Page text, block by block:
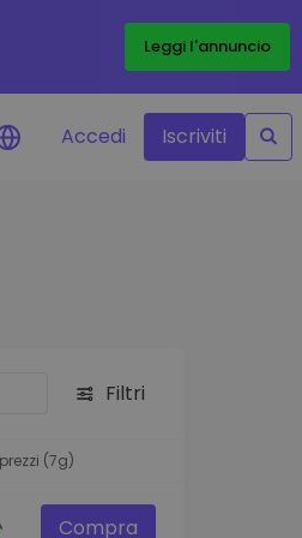
Leggi l'annuncio
Accedi Iscriviti
Filtri
(7g)
Compra